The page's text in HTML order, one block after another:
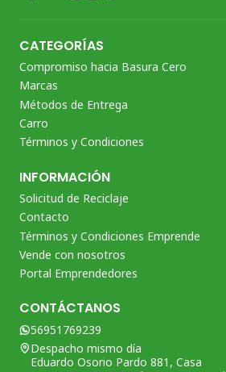
CATEGORÍAS
Compromiso hacia Basura Cero
Marcas
Métodos de Entrega
Carro
Términos y Condiciones
INFORMACIÓN
Solicitud de Reciclaje
Contacto
Términos y Condiciones Emprende
Vende con nosotros
Portal Emprendedores
CONTÁCTANOS
56951769239
Despacho mismo día
Eduardo Osorio Pardo 881, Casa